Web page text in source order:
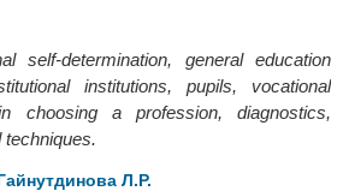
self-determination, general education
institutions, pupils, vocational
choosing a profession, diagnostics,
techniques.
Л.Р.